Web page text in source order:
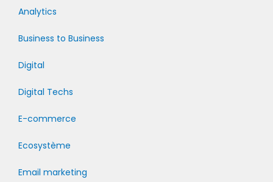
Analytics
Business to Business
Digital
Digital Techs
E-commerce
Ecosystème
Email marketing